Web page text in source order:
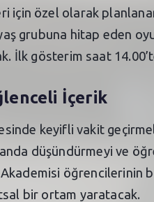
için özel olarak
grubuna hitap eden
İlk gösterim saat
İçerik
keyifli vakit
düşündürmeyi ve
öğrencilerinin
bir ortam yaratacak.